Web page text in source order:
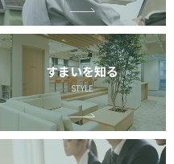
すまいを知る
STYLE